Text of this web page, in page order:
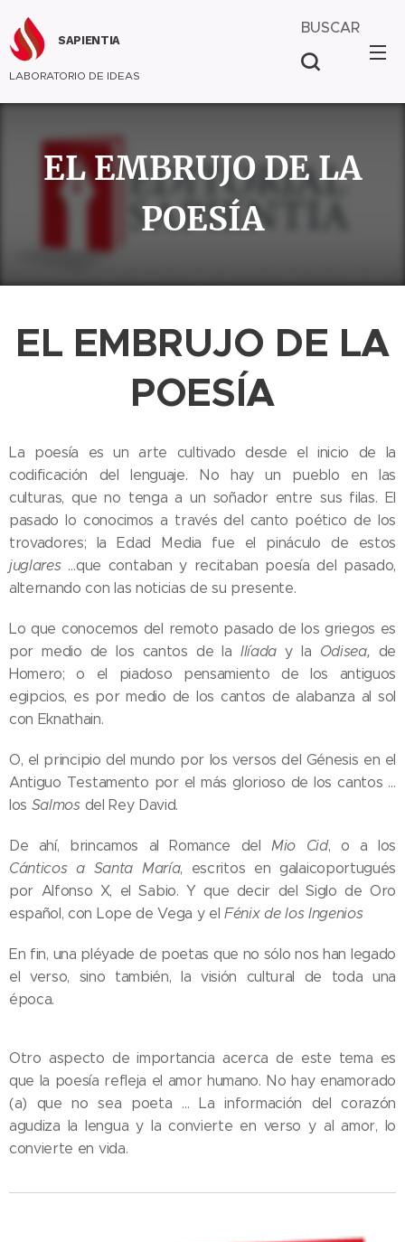
SAPIENTIA
LABORATORIO DE IDEAS
BUSCAR
EL EMBRUJO DE LA
POESÍA
EL EMBRUJO DE LA
POESÍA
La poesía es un arte cultivado desde el inicio de la
codificación del lenguaje. No hay un pueblo en las
culturas, que no tenga a un soñador entre sus filas. El
pasado lo conocimos a través del canto poético de los
trovadores; la Edad Media fue el pináculo de estos
juglares…que contaban y recitaban poesía del pasado,
alternando con las noticias de su presente.
Lo que conocemos del remoto pasado de los griegos es
por medio de los cantos de la Ilíada y la Odisea, de
Homero; o el piadoso pensamiento de los antiguos
egipcios, es por medio de los cantos de alabanza al sol
con Eknathain.
O, el principio del mundo por los versos del Génesis en el
Antiguo Testamento por el más glorioso de los cantos …
los Salmos del Rey David.
De ahí, brincamos al Romance delMio Cid, o a los
Cánticos a Santa María, escritos en galaicoportugués
por Alfonso X, el Sabio. Y que decir del Siglo de Oro
español, con Lope de Vega y el Fénix de los Ingenios
En fin, una pléyade de poetas que no sólo nos han legado
el verso, sino también, la visión cultural de toda una
época.
Otro aspecto de importancia acerca de este tema es
que la poesía refleja el amor humano. No hay enamorado
(a) que no sea poeta … La información del corazón
agudiza la lengua y la convierte en verso y al amor, lo
convierte en vida.